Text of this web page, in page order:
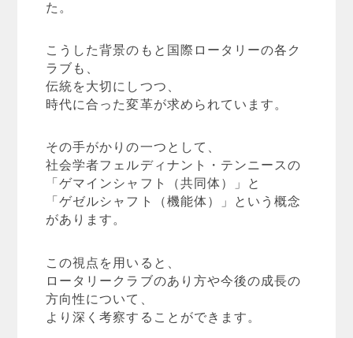
た。
こうした背景のもと国際ロータリーの各ク
ラブも、
伝統を大切にしつつ、
時代に合った変革が求められています。
その手がかりの一つとして、
社会学者フェルディナント・テンニースの
「ゲマインシャフト（共同体）」と
「ゲゼルシャフト（機能体）」という概念
があります。
この視点を用いると、
ロータリークラブのあり方や今後の成長の
方向性について、
より深く考察することができます。